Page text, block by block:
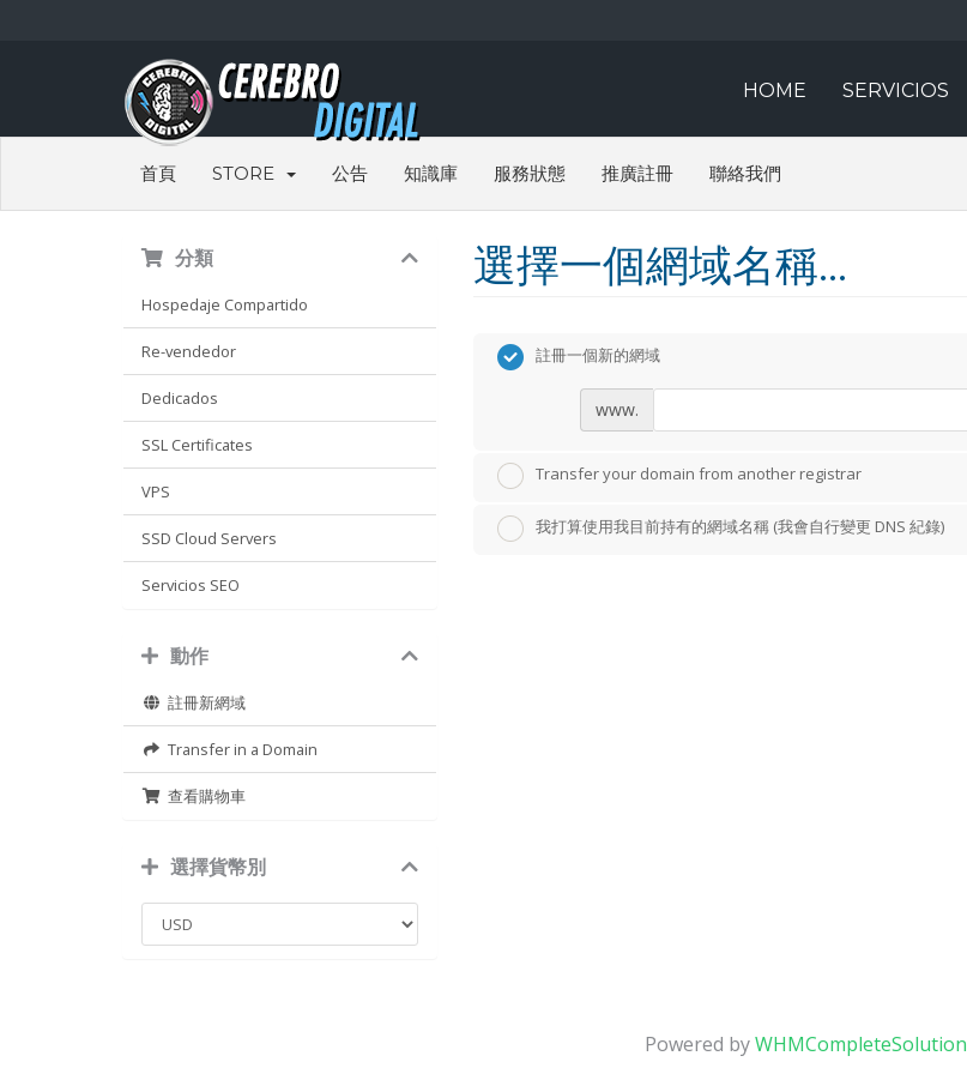
HOME SERVICIOS
首頁 STORE 公告 知識庫 服務狀態 推廣註冊 聯絡我們
選擇一個網域名稱...
分類
Hospedaje Compartido
Re-vendedor
Dedicados
SSL Certificates
VPS
SSD Cloud Servers
Servicios SEO
動作
註冊新網域
Transfer in a Domain
查看購物車
選擇貨幣別
註冊一個新的網域
www.
Transfer your domain from another registrar
我打算使用我目前持有的網域名稱 (我會自行變更 DNS 紀錄)
Powered byWHMCompleteSolution